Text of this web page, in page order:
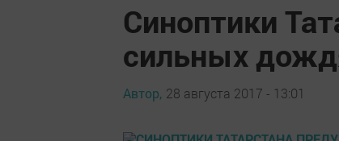
Синоптики
сильных
Автор, 28 августа 2017 - 13:01